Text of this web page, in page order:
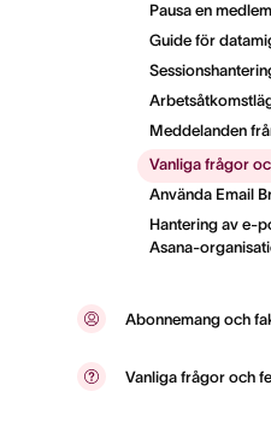
Pausa en
Guide för
Meddelanden
Vanliga frågor
Använda Email
Hantering av e-
Asana-
Abonnemang och
Vanliga frågor och